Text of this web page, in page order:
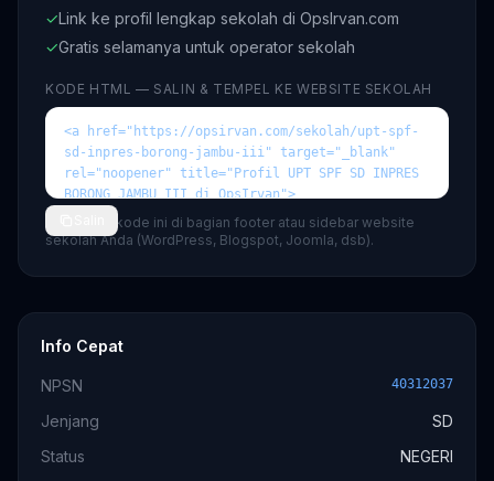
✓Link ke profil lengkap sekolah di OpsIrvan.com
✓Gratis selamanya untuk operator sekolah
KODE HTML — SALIN & TEMPEL KE WEBSITE SEKOLAH
💡 Tempel kode ini di bagian footer atau sidebar website
sekolah Anda (WordPress, Blogspot, Joomla, dsb).
Info Cepat
NPSN 40312037
Jenjang
SD
Status
NEGERI